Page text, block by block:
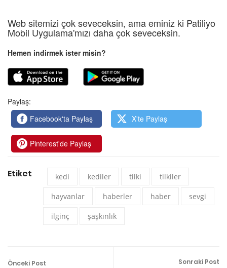
Web sitemizi çok seveceksin, ama eminiz ki Patiliyo
Mobil Uygulama'mızı daha çok seveceksin.
Hemen indirmek ister misin?
Paylaş:
Facebook'ta Paylaş
X'te Paylaş
Pinterest'de Paylaş
Etiket kedi kediler tilki tilkiler
hayvanlar haberler haber sevgi
ilginç şaşkınlık
Önceki Post Sonraki Post